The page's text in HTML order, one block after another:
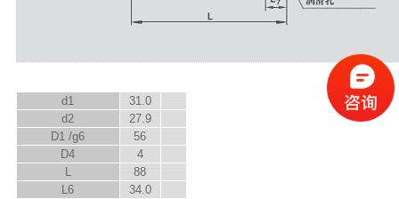
d1
31.0
d2
27.9
D1 /g6
56
D4
4
L
88
L6
34.0